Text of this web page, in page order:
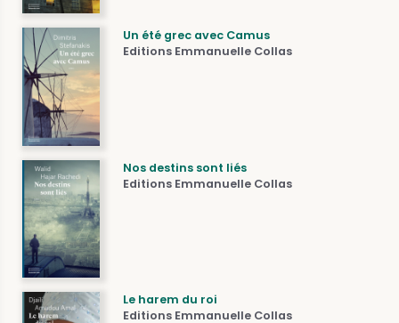
Un été grec avec Camus
Editions Emmanuelle Collas
Nos destins sont liés
Editions Emmanuelle Collas
Le harem du roi
Editions Emmanuelle Collas